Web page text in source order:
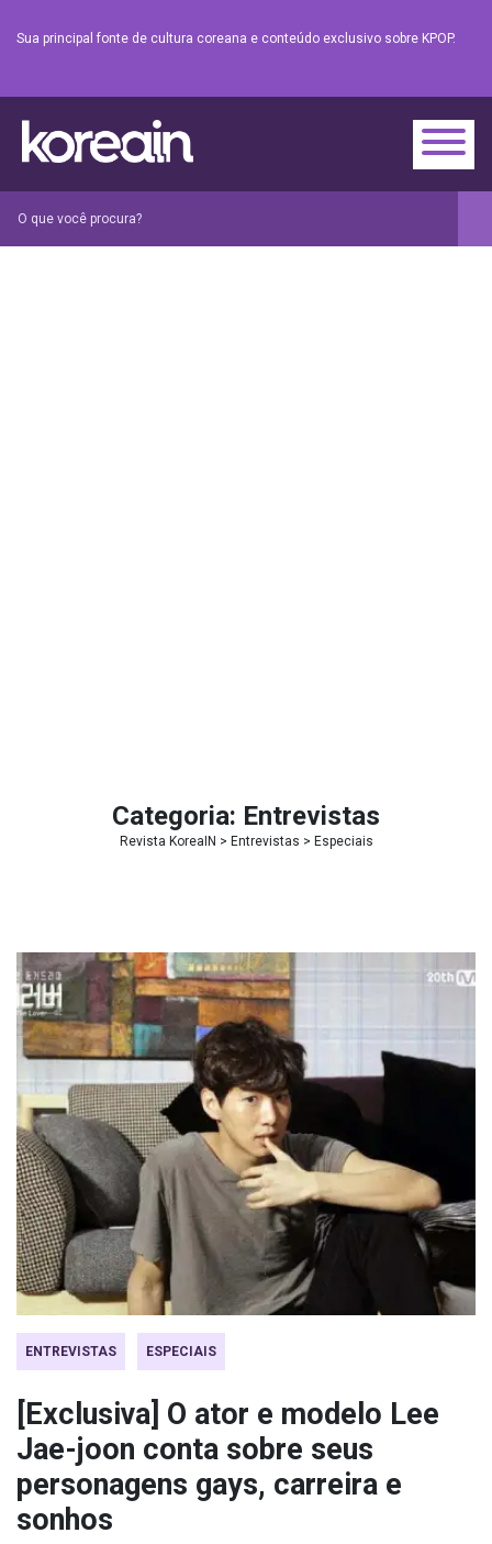
Sua principal fonte de cultura coreana e conteúdo exclusivo sobre KPOP.
Categoria: Entrevistas
Revista KoreaIN > Entrevistas > Especiais
ENTREVISTAS ESPECIAIS
[Exclusiva] O ator e modelo Lee
Jae-joon conta sobre seus
personagens gays, carreira e
sonhos